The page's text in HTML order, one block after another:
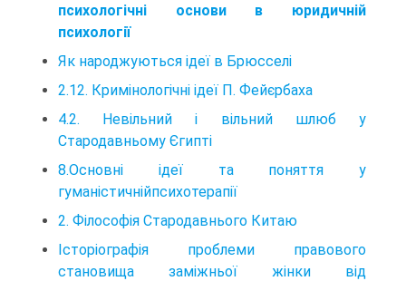
психологічні основи в юридичній
психології
Як народжуються ідеї в Брюсселі
2.12. Кримінологічні ідеї П. Фейєрбаха
4.2. Невільний і вільний шлюб у
Стародавньому Єгипті
8.Основні ідеї та поняття у
гуманістичнійпсихотерапії
2. Філософія Стародавнього Китаю
Історіографія проблеми правового
становища заміжньої жінки від